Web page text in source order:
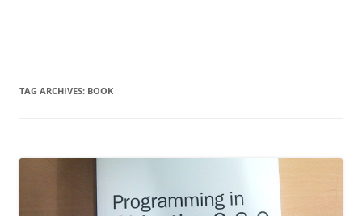
TAG ARCHIVES: BOOK